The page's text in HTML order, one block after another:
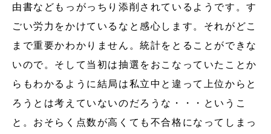
由書などもっがっちり添削されているようです。す
ごい労力をかけているなと感心します。それがどこ
まで重要かわかりません。統計をとることができな
いので。そして当初は抽選をおこなっていたことか
らもわかるように結局は私立中と違って上位からと
ろうとは考えていないのだろうな・・・というこ
と。おそらく点数が高くても不合格になってしまっ